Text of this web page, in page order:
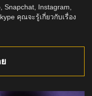
Instagram,
คุณจะรู้เกี่ยวกับเรื่อง